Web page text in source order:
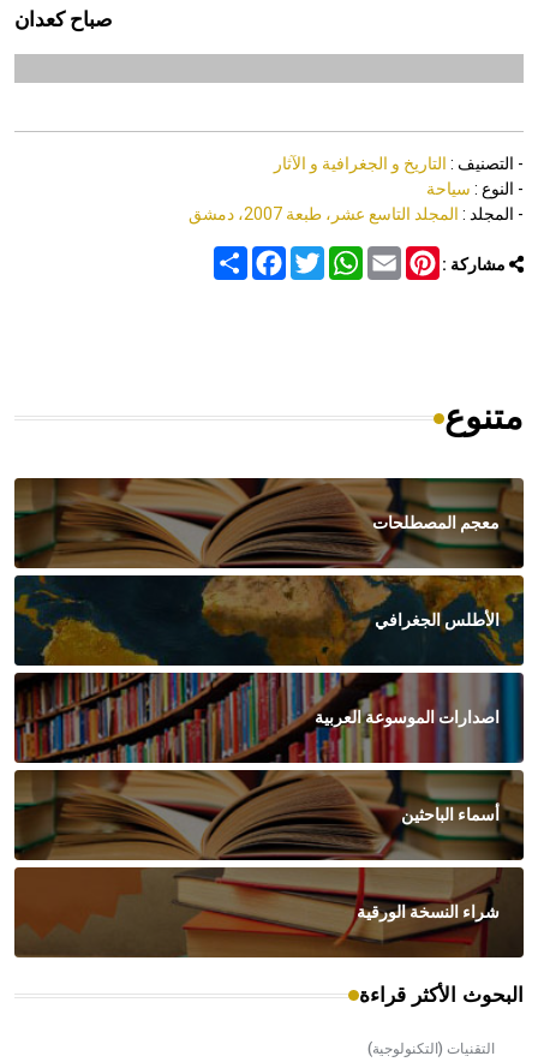
صباح كعدان
- التصنيف : التاريخ و الجغرافية و الآثار
- النوع : سياحة
- المجلد : المجلد التاسع عشر، طبعة 2007، دمشق
مشاركة : Share
FacebookTwitter
WhatsAppEmail
Pinterest
متنوع
معجم المصطلحات
الأطلس الجغرافي
اصدارات الموسوعة العربية
أسماء الباحثين
شراء النسخة الورقية
البحوث الأكثر قراءة
التقنيات (التكنولوجية)